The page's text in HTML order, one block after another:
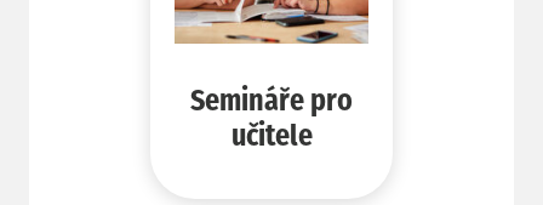
Semináře pro
učitele